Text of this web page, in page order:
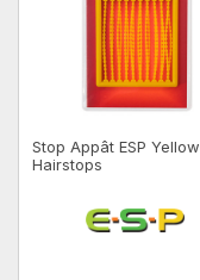
Stop Appât ESP Yellow
Hairstops